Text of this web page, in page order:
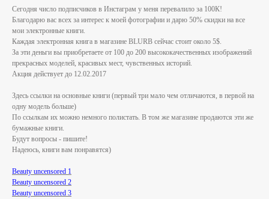
Сегодня число подписчиков в Инстаграм у меня перевалило за 100К!
Благодарю вас всех за интерес к моей фотографии и дарю 50% скидки на все
мои электронные книги.
Каждая электронная книга в магазине BLURB сейчас стоит около 5$.
За эти деньги вы приобретаете от 100 до 200 высококачественных изображений
прекрасных моделей, красивых мест, чувственных историй.
Акция действует до 12.02.2017
Здесь ссылки на основные книги (первый три мало чем отличаются, в первой на
одну модель больше)
По ссылкам их можно немного полистать. В том же магазине продаются эти же
бумажные книги.
Будут вопросы - пишите!
Надеюсь, книги вам понравятся)
Beauty uncensored 1
Beauty uncensored 2
Beauty uncensored 3